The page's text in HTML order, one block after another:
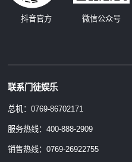
微信公众号
抖音官方
联系门徒娱乐
总机：0769-86702171
服务热线：400-888-2909
销售热线：0769-26922755